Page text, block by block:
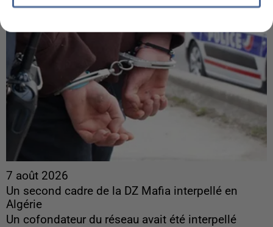
7 août 2026
Un second cadre de la DZ Mafia interpellé en
Algérie
Un cofondateur du réseau avait été interpellé